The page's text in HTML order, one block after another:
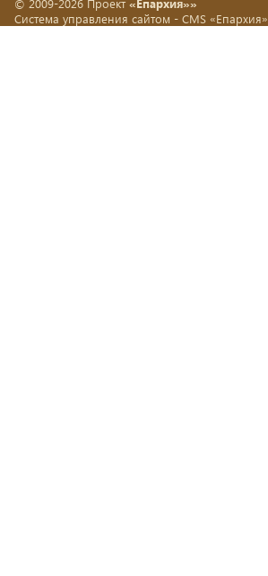
© 2009-2026 Проект «Епархия»»
Система управления сайтом - CMS «Епархия»